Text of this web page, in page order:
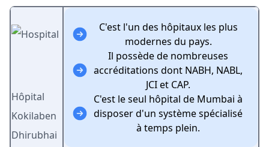
Hôpital
Kokilaben
Dhirubhai
C'est l'un des hôpitaux les plus
modernes du pays.
Il possède de nombreuses
accréditations dont NABH, NABL,
JCI et CAP.
C'est le seul hôpital de Mumbai à
disposer d'un système spécialisé
à temps plein.